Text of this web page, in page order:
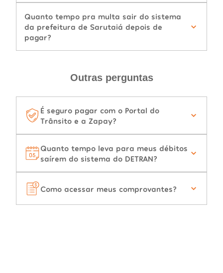
Quanto tempo pra multa sair do sistema
da prefeitura de Sarutaiá depois de
pagar?
Outras perguntas
É seguro pagar com o Portal do
Trânsito e a Zapay?
Quanto tempo leva para meus débitos
saírem do sistema do DETRAN?
Como acessar meus comprovantes?